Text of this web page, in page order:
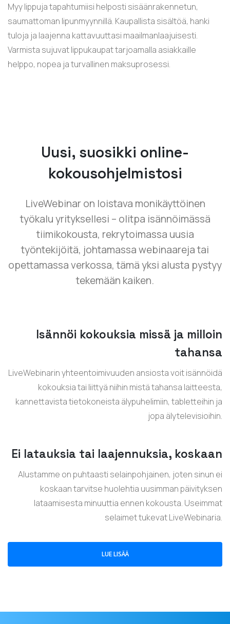
Myy lippuja tapahtumiisi helposti sisäänrakennetun,
saumattoman lipunmyynnillä. Kaupallista sisältöä, hanki
tuloja ja laajenna kattavuuttasi maailmanlaajuisesti.
Varmista sujuvat lippukaupat tarjoamalla asiakkaille
helppo, nopea ja turvallinen maksuprosessi.
Uusi, suosikki online-
kokousohjelmistosi
LiveWebinar on loistava monikäyttöinen
työkalu yrityksellesi – olitpa isännöimässä
tiimikokousta, rekrytoimassa uusia
työntekijöitä, johtamassa webinaareja tai
opettamassa verkossa, tämä yksi alusta pystyy
tekemään kaiken.
Isännöi kokouksia missä ja milloin
tahansa
LiveWebinarin yhteentoimivuuden ansiosta voit isännöidä
kokouksia tai liittyä niihin mistä tahansa laitteesta,
kannettavista tietokoneista älypuhelimiin, tabletteihin ja
jopa älytelevisioihin.
Ei latauksia tai laajennuksia, koskaan
Alustamme on puhtaasti selainpohjainen, joten sinun ei
koskaan tarvitse huolehtia uusimman päivityksen
lataamisesta minuuttia ennen kokousta. Useimmat
selaimet tukevat LiveWebinaria.
LUE LISÄÄ